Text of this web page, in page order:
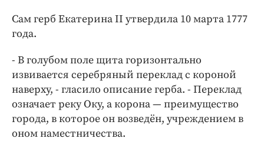
Сам герб Екатерина II утвердила 10 марта 1777
года.
- В голубом поле щита горизонтально
извивается серебряный переклад с короной
наверху, - гласило описание герба. - Переклад
означает реку Оку, а корона — преимущество
города, в которое он возведён, учреждением в
оном наместничества.